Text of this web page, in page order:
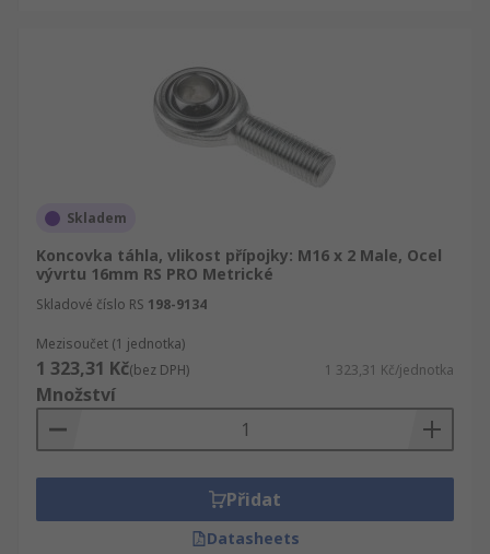
Skladem
Koncovka táhla, vlikost přípojky: M16 x 2 Male, Ocel
vývrtu 16mm RS PRO Metrické
Skladové číslo RS 198-9134
Mezisoučet (1 jednotka)
1 323,31 Kč(bez DPH) 1 323,31 Kč/jednotka
Množství
Přidat
Datasheets